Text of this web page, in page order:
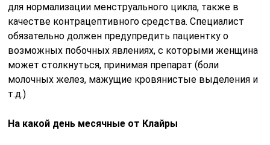
для нормализации менструального цикла, также в
качестве контрацептивного средства. Специалист
обязательно должен предупредить пациентку о
возможных побочных явлениях, с которыми женщина
может столкнуться, принимая препарат (боли
молочных желез, мажущие кровянистые выделения и
т.д.)
На какой день месячные от Клайры